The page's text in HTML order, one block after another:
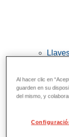
Al hacer clic en
guarden en su
del mismo, y